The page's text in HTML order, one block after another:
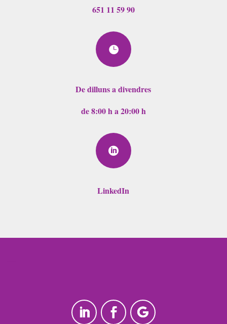
651 11 59 90

De dilluns a divendres
de 8:00 h a 20:00 h

LinkedIn